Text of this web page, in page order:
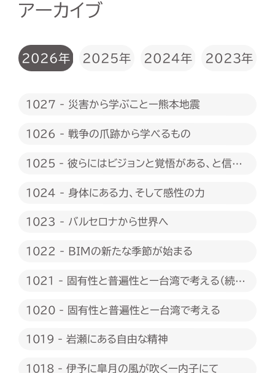
アーカイブ
2026年 2025年 2024年 2023年
1027 - 災害から学ぶことー熊本地震
1026 - 戦争の爪跡から学べるもの
1025 - 彼らにはビジョンと覚悟がある、と信じ
1024 - 身体にある力、そして感性の力
1023 - バルセロナから世界へ
1022 - BIMの新たな季節が始まる
1021 - 固有性と普遍性とー台湾で考える（続
1020 - 固有性と普遍性とー台湾で考える
1019 - 岩瀬にある自由な精神
1018 - 伊予に皐月の風が吹くー内子にて